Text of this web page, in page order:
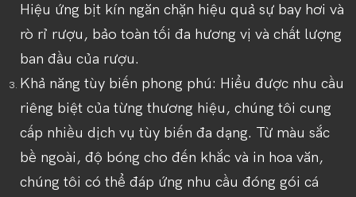
Hiệu ứng bịt kín ngăn chặn hiệu quả sự bay hơi và
rò rỉ rượu, bảo toàn tối đa hương vị và chất lượng
ban đầu của rượu.
Khả năng tùy biến phong phú: Hiểu được nhu cầu
riêng biệt của từng thương hiệu, chúng tôi cung
cấp nhiều dịch vụ tùy biến đa dạng. Từ màu sắc
bề ngoài, độ bóng cho đến khắc và in hoa văn,
chúng tôi có thể đáp ứng nhu cầu đóng gói cá